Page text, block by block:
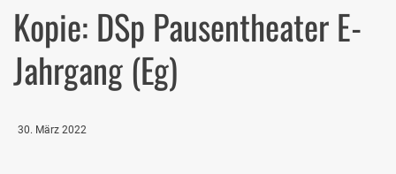
Kopie: DSp Pausentheater E-
Jahrgang (Eg)
30. März 2022